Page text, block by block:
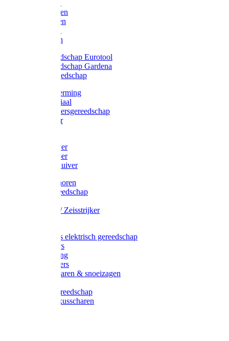
Gazonharken
Asfaltharken
Hooiharken
Handgereedschap Eurotool
Handgereedschap Gardena
Kindergereedschap
Kniebescherming
Afzetmateriaal
Stratenmakersgereedschap
Straathamer
Mestschuiver
Mestschraper
Sneeuwschuiver
Zeis toebehoren
Baggergereedschap
Wetstenen / Zeisstrijker
Accessoires elektrisch gereedschap
Grasmaaiers
Tuinreiniging
Robotmaaiers
Heggenscharen & snoeizagen
Klussen gereedschap
Gras & buxusscharen